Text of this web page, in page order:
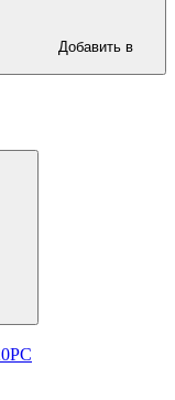
Добавить в